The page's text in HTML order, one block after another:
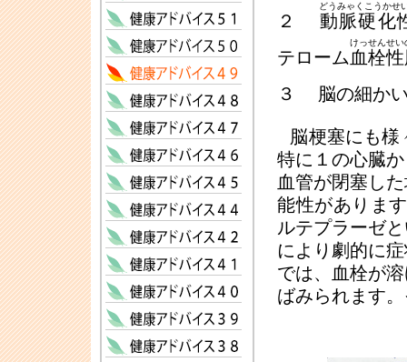
２ 動脈硬化
どうみゃくこうかせ
テローム血栓
けっせんせい
３ 脳の細か
脳梗塞にも
特に１の心臓
血管が閉塞し
能性がありま
ルテプラーゼ
により劇的に
では、血栓が
ばみられます